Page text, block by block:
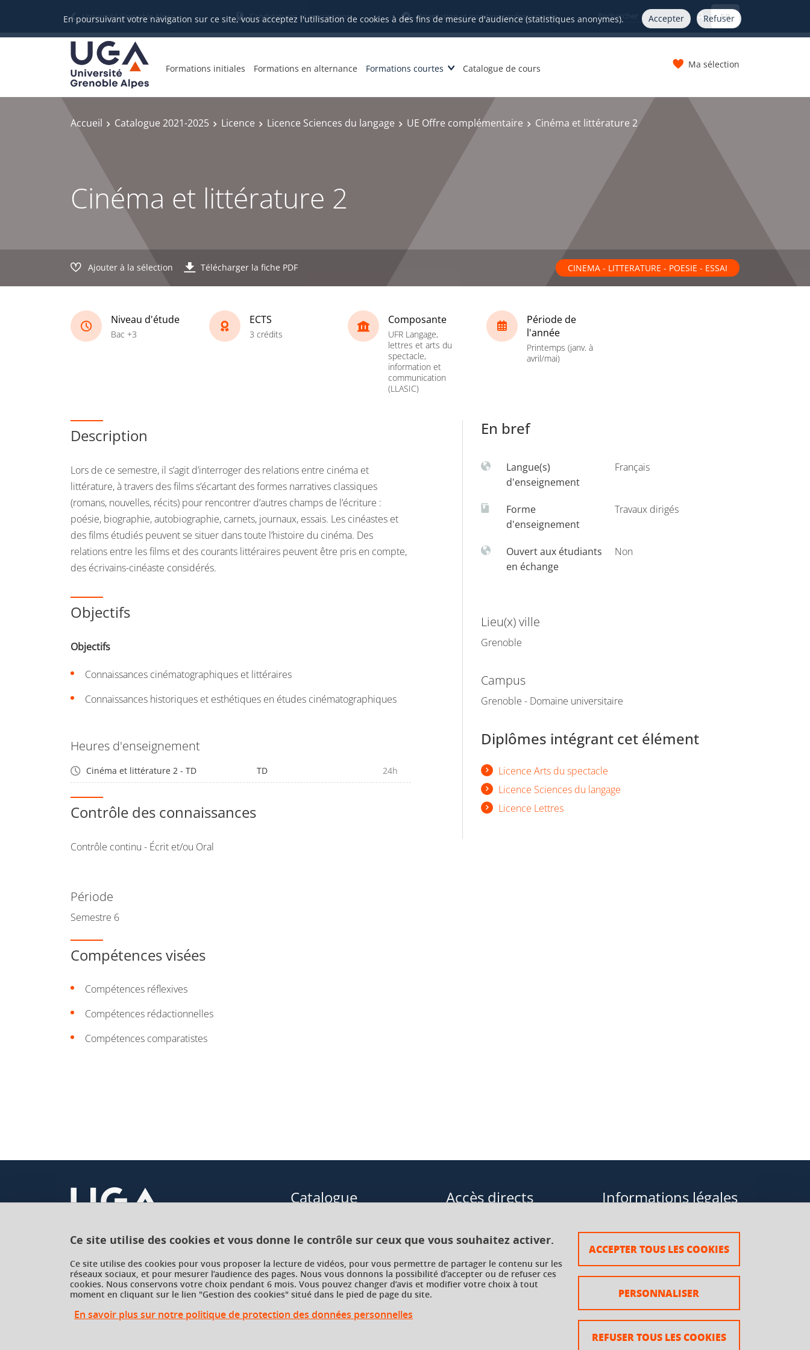
Ce site utilise des cookies et vous donne le contrôle sur ceux que vous souhaitez activer.
Ce site utilise des cookies pour vous proposer la lecture de vidéos, pour vous permettre de partager le contenu sur les
réseaux sociaux, et pour mesurer l’audience des pages. Nous vous donnons la possibilité d’accepter ou de refuser ces
cookies. Nous conservons votre choix pendant 6 mois. Vous pouvez changer d’avis et modifier votre choix à tout
moment en cliquant sur le lien "Gestion des cookies" situé dans le pied de page du site.
En savoir plus sur notre politique de protection des données personnelles
ACCEPTER TOUS LES COOKIES
REFUSER TOUS LES COOKIES
PERSONNALISER
En poursuivant votre navigation sur ce site, vous acceptez l'utilisation de cookies à des fins de mesure d'audience (statistiques anonymes). Accepter Refuser
Université Grenoble Alpes Candidatures et inscriptions Orientation et insertion professionnelle FR
Formations initiales Formations en alternance Formations courtes Catalogue de cours Ma sélection
Accueil Catalogue 2021-2025 Licence Licence Sciences du langage UE Offre complémentaire Cinéma et littérature 2
Cinéma et littérature 2
Ajouter à la sélection Télécharger la fiche PDF CINEMA - LITTERATURE - POESIE - ESSAI
Niveau d'étude
Bac +3
ECTS
3 crédits
Composante
UFR Langage,
lettres et arts du
spectacle,
information et
communication
(LLASIC)
Période de
l'année
Printemps (janv. à
avril/mai)
Description
Lors de ce semestre, il s’agit d’interroger des relations entre cinéma et
littérature, à travers des films s’écartant des formes narratives classiques
(romans, nouvelles, récits) pour rencontrer d’autres champs de l’écriture :
poésie, biographie, autobiographie, carnets, journaux, essais. Les cinéastes et
des films étudiés peuvent se situer dans toute l’histoire du cinéma. Des
relations entre les films et des courants littéraires peuvent être pris en compte,
des écrivains-cinéaste considérés.
Objectifs
Objectifs
Connaissances cinématographiques et littéraires
Connaissances historiques et esthétiques en études cinématographiques
Heures d'enseignement
Cinéma et littérature 2 - TD TD 24h
Contrôle des connaissances
Contrôle continu - Écrit et/ou Oral
Période
Semestre 6
Compétences visées
Compétences réflexives
Compétences rédactionnelles
Compétences comparatistes
En bref
Langue(s)
d'enseignement
Français
Forme
d'enseignement
Travaux dirigés
Ouvert aux étudiants
en échange
Non
Lieu(x) ville
Grenoble
Campus
Grenoble - Domaine universitaire
Diplômes intégrant cet élément
Licence Arts du spectacle
Licence Sciences du langage
Licence Lettres
Université Grenoble Alpes
621 avenue Centrale
38400 Saint-Martin-d'Hères
France
Catalogue
Formations courtes
Recherche par facultés, écoles,
instituts
Accès directs
Enseignements transversaux à
choix (ETC)
Informations légales
Plan du site
Mentions légales
Crédits
Accessibilité : non conforme